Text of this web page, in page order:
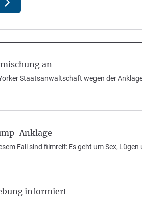
an
Staatsanwaltschaft wegen der
Anklage
Fall sind filmreif: Es geht um Sex,
informiert